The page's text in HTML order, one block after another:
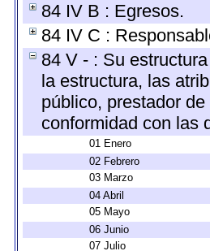
84 IV B : Egresos.
84 IV C :
84 V - : Su
la estructura, las
público, prestador
conformidad con las
01 Enero
02 Febrero
03 Marzo
04 Abril
05 Mayo
06 Junio
07 Julio